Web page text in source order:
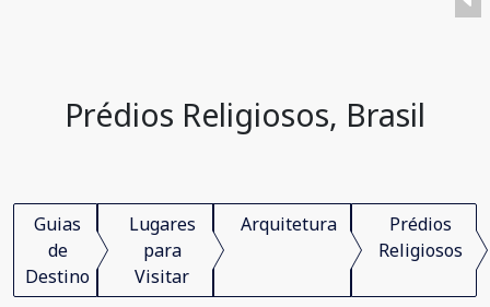
Prédios Religiosos, Brasil
Guias
de
Destino
Lugares
para
Visitar
Arquitetura
Prédios
Religiosos